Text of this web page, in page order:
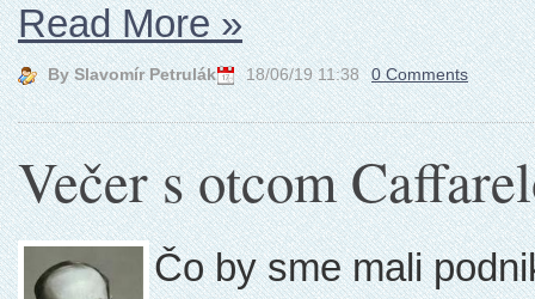
Read More»
By Slavomír Petrulák 18/06/19 11:38 0 Comments
Večer s otcom
Čo by sme mali